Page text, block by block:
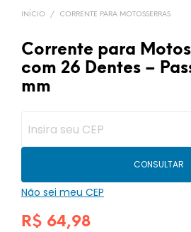
INÍCIO / CORRENTE PARA MOTOSSERRAS
Corrente para
com 26 Dentes –
mm
CONSULTAR
Não sei meu CEP
R$ 64,98